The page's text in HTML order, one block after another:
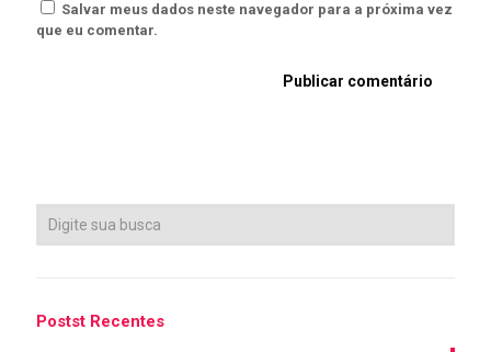
Salvar meus dados neste navegador para a próxima vez
que eu comentar.
Postst Recentes